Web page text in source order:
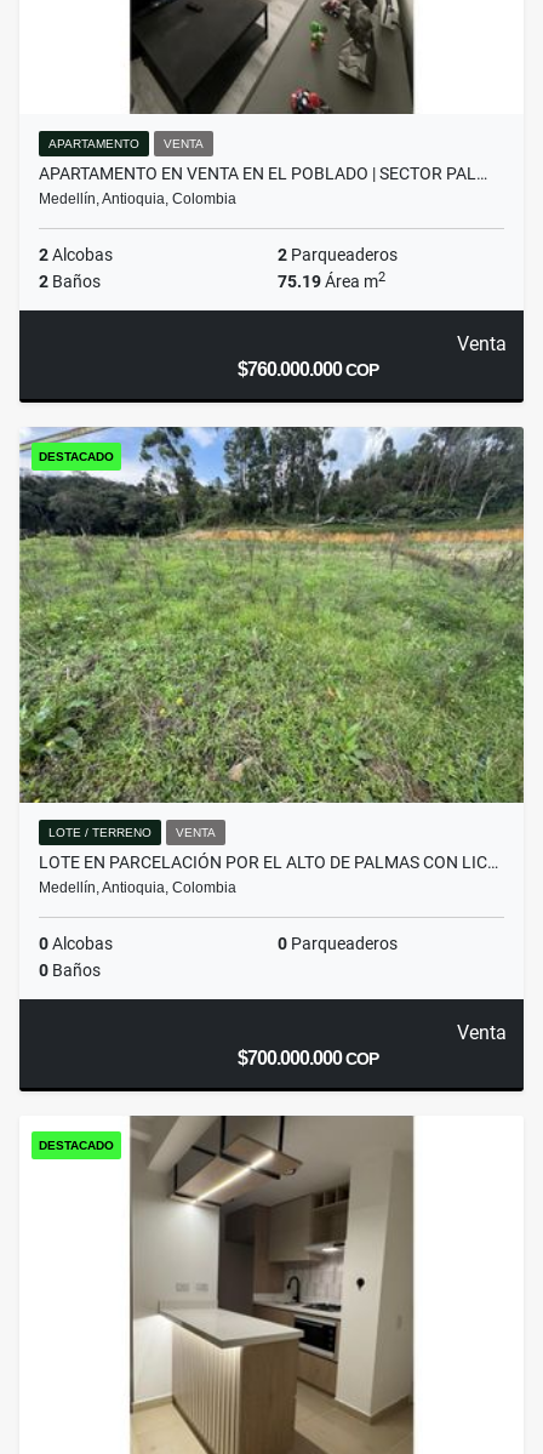
APARTAMENTO VENTA
APARTAMENTO EN VENTA EN EL POBLADO | SECTOR PAL…
Medellín, Antioquia, Colombia
2Alcobas 2 Parqueaderos
2 Baños 75.19Área m2
Venta
$760.000.000COP
DESTACADO
LOTE / TERRENO VENTA
LOTE EN PARCELACIÓN POR EL ALTO DE PALMAS CON LIC…
Medellín, Antioquia, Colombia
0Alcobas 0 Parqueaderos
0 Baños
Venta
$700.000.000COP
DESTACADO